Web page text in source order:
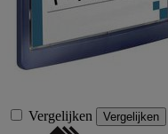
Vergelijken Vergelijken